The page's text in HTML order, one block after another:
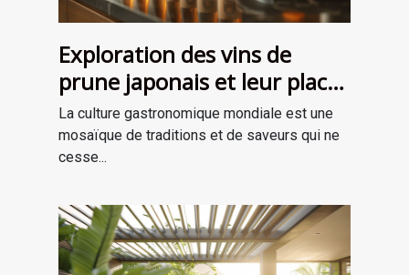
Exploration des vins de
prune japonais et leur place
dans la gastronomie
moderne
La culture gastronomique mondiale est une
mosaïque de traditions et de saveurs qui ne
cesse...